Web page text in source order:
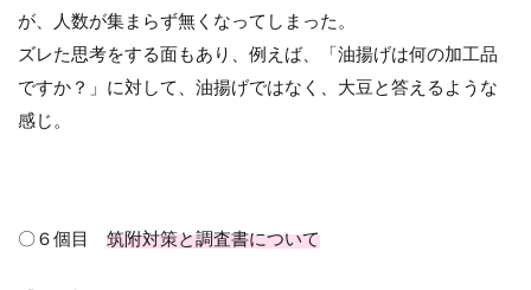
が、人数が集まらず無くなってしまった。
ズレた思考をする面もあり、例えば、「油揚げは何の加工品
ですか？」に対して、油揚げではなく、大豆と答えるような
感じ。
〇６個目 筑附対策と調査書について